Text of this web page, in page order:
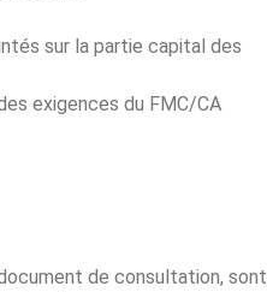
sur la partie capital des
exigences du FMC/CA
de consultation, sont